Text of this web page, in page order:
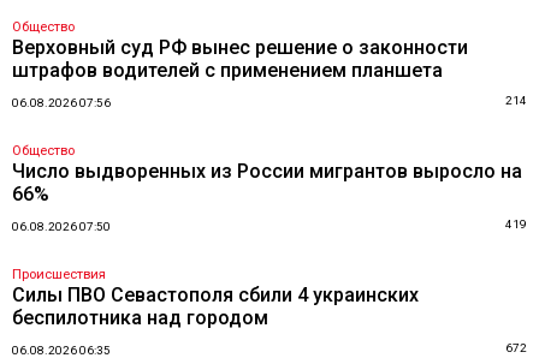
Общество
Верховный суд РФ вынес решение о законности
штрафов водителей с применением планшета
06.08.2026 07:56 214
Общество
Число выдворенных из России мигрантов выросло на
66%
06.08.2026 07:50 419
Происшествия
Силы ПВО Севастополя сбили 4 украинских
беспилотника над городом
06.08.2026 06:35 672